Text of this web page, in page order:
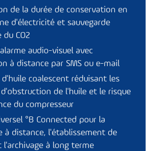
de la durée de conservation en
d'électricité et sauvegarde
CO2
audio-visuel avec
à distance par SMS ou e-mail
d'huile coalescent réduisant les
de l'huile et le risque
du compresseur
°B Connected pour la
à distance, l'établissement de
l'archivage à long terme